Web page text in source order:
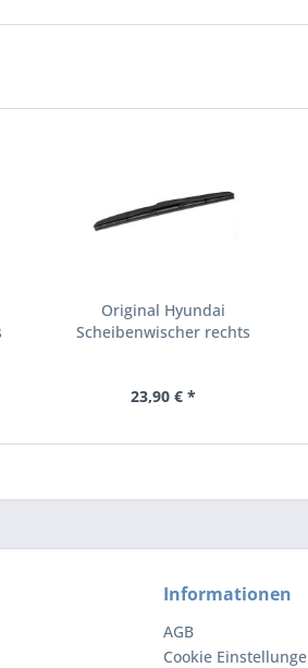
Original Hyundai
Scheibenwischer rechts
23,90 € *
Informationen
AGB
Cookie